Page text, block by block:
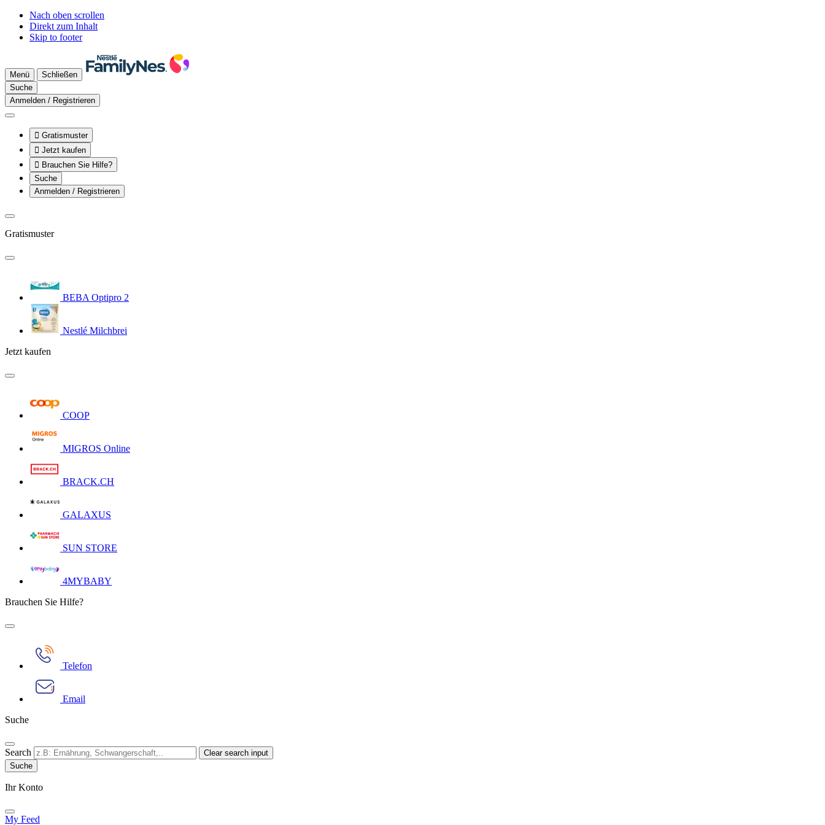
Nach oben scrollen
Direkt zum Inhalt
Skip to footer
Menü
Schließen
Suche
Anmelden / Registrieren
 Gratismuster
 Jetzt kaufen
 Brauchen Sie Hilfe?
Suche
Anmelden / Registrieren
Gratismuster
BEBA Optipro 2
Nestlé Milchbrei
Jetzt kaufen
COOP
MIGROS Online
BRACK.CH
GALAXUS
SUN STORE
4MYBABY
Brauchen Sie Hilfe?
Telefon
Email
Suche
Search Clear search input
Ihr Konto​
My Feed